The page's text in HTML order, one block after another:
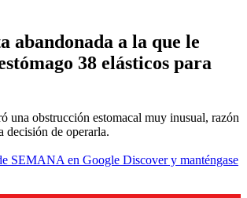
abandonada a la que le
38 elásticos para
una obstrucción estomacal muy inusual, razón
decisión de operarla.
SEMANA en Google Discover y manténgase